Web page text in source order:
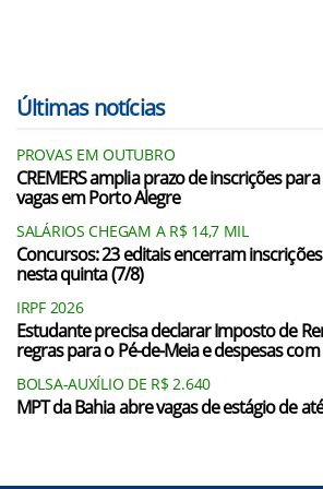
Últimas notícias
PROVAS EM OUTUBRO
CREMERS amplia prazo de inscrições
vagas em Porto Alegre
SALÁRIOS CHEGAM A R$ 14,7 MIL
Concursos: 23 editais encerram
nesta quinta (7/8)
IRPF 2026
Estudante precisa declarar Imposto de
regras para o Pé-de-Meia e despesas
BOLSA-AUXÍLIO DE R$ 2.640
MPT da Bahia abre vagas de estágio de